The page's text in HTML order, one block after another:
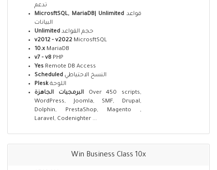
تدعم
MicrosftSQL, MariaDB| Unlimited قواعد
البيانات
Unlimited حجم القواعد
v2012 - v2022 MicrosftSQL
10.x MariaDB
v7 - v8 PHP
Yes Remote DB Access
Scheduled النسخ الاحتياطي
Plesk اللوحة
البرمجيات الجاهزةOver 450 scripts,
WordPress, Joomla, SMF, Drupal,
Dolphin, PrestaShop, Magento ,
Laravel, Codenighter ...
Win Business Class 10x